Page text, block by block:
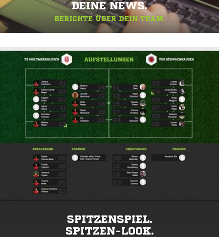
DEINE NEWS.
BERICHTE ÜBER DEIN TEAM.
SPITZENSPIEL.
SPITZEN-LOOK.